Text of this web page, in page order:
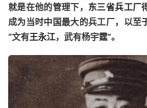
就是在他的管理下， 东三省兵工厂
成为当时中国最大的兵工厂，以至
“文有王永江，武有杨宇霆”。